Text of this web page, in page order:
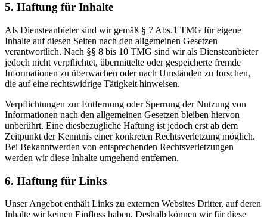
5. Haftung für Inhalte
Als Diensteanbieter sind wir gemäß § 7 Abs.1 TMG für eigene
Inhalte auf diesen Seiten nach den allgemeinen Gesetzen
verantwortlich. Nach §§ 8 bis 10 TMG sind wir als Diensteanbieter
jedoch nicht verpflichtet, übermittelte oder gespeicherte fremde
Informationen zu überwachen oder nach Umständen zu forschen,
die auf eine rechtswidrige Tätigkeit hinweisen.
Verpflichtungen zur Entfernung oder Sperrung der Nutzung von
Informationen nach den allgemeinen Gesetzen bleiben hiervon
unberührt. Eine diesbezügliche Haftung ist jedoch erst ab dem
Zeitpunkt der Kenntnis einer konkreten Rechtsverletzung möglich.
Bei Bekanntwerden von entsprechenden Rechtsverletzungen
werden wir diese Inhalte umgehend entfernen.
6. Haftung für Links
Unser Angebot enthält Links zu externen Websites Dritter, auf deren
Inhalte wir keinen Einfluss haben. Deshalb können wir für diese